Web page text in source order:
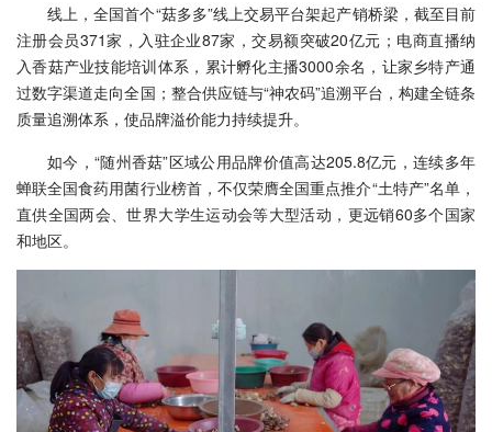
线上，全国首个“菇多多”线上交易平台架起产销桥梁，截至目前
注册会员371家，入驻企业87家，交易额突破20亿元；电商直播纳
入香菇产业技能培训体系，累计孵化主播3000余名，让家乡特产通
过数字渠道走向全国；整合供应链与“神农码”追溯平台，构建全链条
质量追溯体系，使品牌溢价能力持续提升。
如今，“随州香菇”区域公用品牌价值高达205.8亿元，连续多年
蝉联全国食药用菌行业榜首，不仅荣膺全国重点推介“土特产”名单，
直供全国两会、世界大学生运动会等大型活动，更远销60多个国家
和地区。